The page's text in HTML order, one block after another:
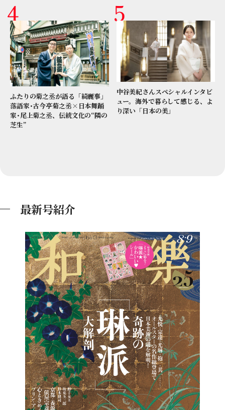
ふたりの菊之丞が語る「綺麗事」
落語家･古今亭菊之丞×日本舞踊
家･尾上菊之丞、伝統文化の“隣の
芝生”
中谷美紀さんスペシャルインタビ
ュー。海外で暮らして感じる、よ
り深い「日本の美」
最新号紹介